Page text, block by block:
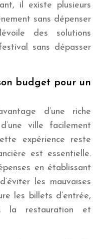
il existe plusieurs
sans dépenser
des solutions
sans dépasser
budget pour un
d’une riche
ville facilement
expérience reste
est essentielle.
en établissant
les mauvaises
les billets d’entrée,
la restauration et